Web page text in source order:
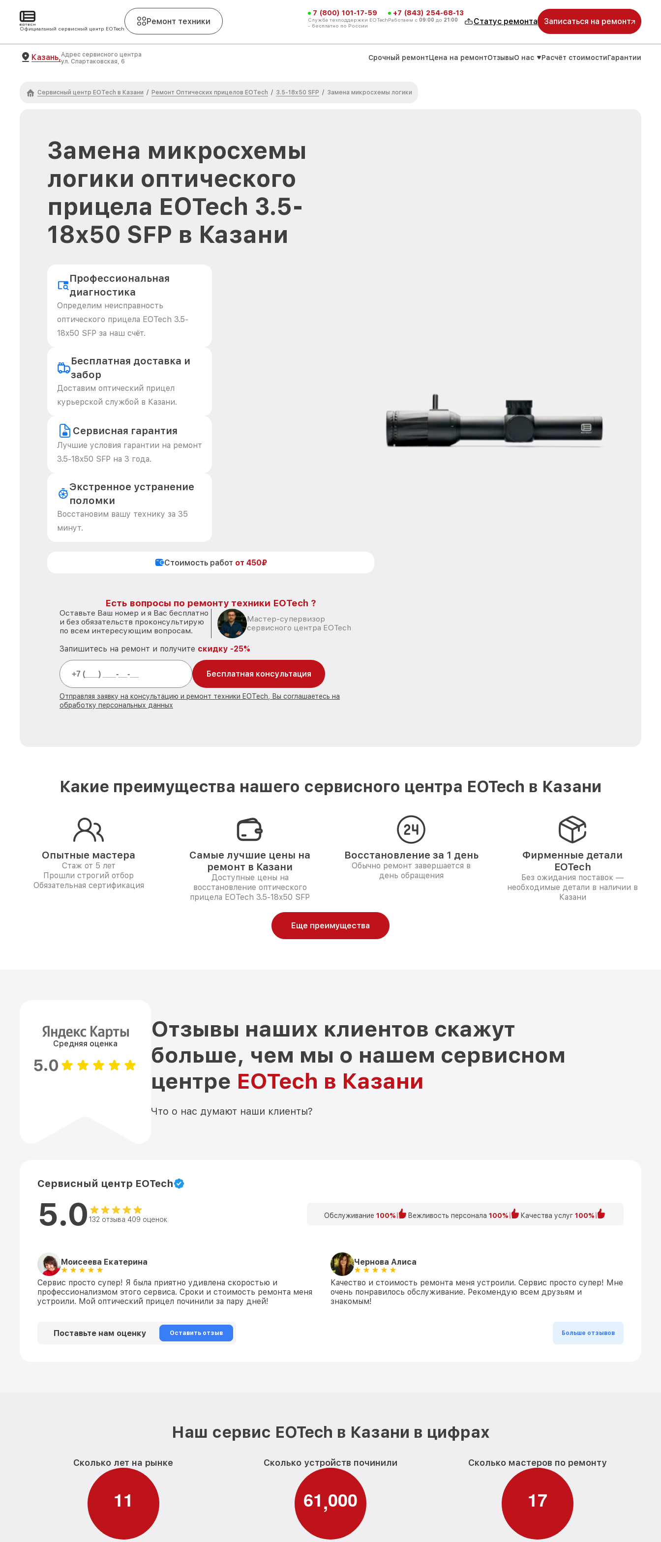
Официальный сервисный центр EOTech
Ремонт техники
7 (800) 101-17-59
Служба техподдержки EOTech
- бесплатно по России
+7 (843) 254-68-13
Работаем с 09:00 до 21:00 Статус ремонта Записаться на ремонт
Казань,Адрес сервисного центра
ул. Спартаковская, 6
Срочный ремонтЦена на ремонтОтзывыО нас Расчёт стоимостиГарантии
Сервисный центр EOTech в Казани / Ремонт Оптических прицелов EOTech / 3.5-18x50 SFP / Замена микросхемы логики
Замена микросхемы
логики оптического
прицела EOTech 3.5-
18x50 SFP в Казани
Профессиональная
диагностика
Определим неисправность
оптического прицела EOTech 3.5-
18x50 SFP за наш счёт.
Бесплатная доставка и
забор
Доставим оптический прицел
курьерской службой в Казани.
Сервисная гарантия
Лучшие условия гарантии на ремонт
3.5-18x50 SFP на 3 года.
Экстренное устранение
поломки
Восстановим вашу технику за 35
минут.
Стоимость работ от 450₽
Есть вопросы по ремонту техники EOTech ?
Оставьте Ваш номер и я Вас бесплатно
и без обязательств проконсультирую
по всем интересующим вопросам.
Мастер-супервизор
сервисного центра EOTech
Запишитесь на ремонт и получите скидку -25%
Бесплатная консультация
Отправляя заявку на консультацию и ремонт техники EOTech, Вы соглашаетесь на
обработку персональных данных
Какие преимущества нашего сервисного центра EOTech в Казани
Опытные мастера
Стаж от 5 лет
Прошли строгий отбор
Обязательная сертификация
Самые лучшие цены на
ремонт в Казани
Доступные цены на
восстановление оптического
прицела EOTech 3.5-18x50 SFP
Восстановление за 1 день
Обычно ремонт завершается в
день обращения
Фирменные детали
EOTech
Без ожидания поставок —
необходимые детали в наличии в
Казани
Еще преимущества
Средняя оценка
5.0
Отзывы наших клиентов скажут
больше, чем мы о нашем сервисном
центре EOTech в Казани
Что о нас думают наши клиенты?
Сервисный центр EOTech
5.0 132 отзыва 409 оценок Обслуживание 100% Вежливость персонала 100% Качества услуг 100%
Моисеева Екатерина
Сервис просто супер! Я была приятно удивлена скоростью и
профессионализмом этого сервиса. Сроки и стоимость ремонта меня
устроили. Мой оптический прицел починили за пару дней!
Чернова Алиса
Качество и стоимость ремонта меня устроили. Сервис просто супер! Мне
очень понравилось обслуживание. Рекомендую всем друзьям и
знакомым!
Поставьте нам оценку Оставить отзыв Больше отзывов
Наш сервис EOTech в Казани в цифрах
Сколько лет на рынке
11
Сколько устройств починили
61,000
Сколько мастеров по ремонту
17